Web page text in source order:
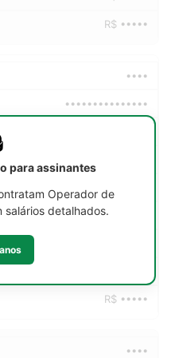
R$ •••••
••••
•••••••••••••••
R$ •••••
R$ •••••
R$ •••••
••••
para assinantes
Operador de
salários detalhados.